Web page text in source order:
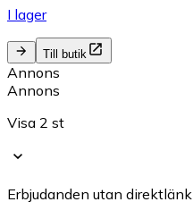
I lager
Till butik
Annons
Annons
Visa 2 st
Erbjudanden utan direktlänk